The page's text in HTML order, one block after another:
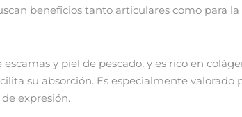
beneficios tanto articulares como para la
y piel de pescado, y es rico en
su absorción. Es especialmente
expresión.